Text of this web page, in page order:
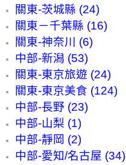
關東-茨城縣 (24)
關東－千葉縣 (16)
關東-神奈川 (6)
中部-新潟 (53)
關東-東京旅遊 (24)
關東-東京美食 (124)
中部-長野 (23)
中部-山梨 (1)
中部-靜岡 (2)
中部-愛知/名古屋 (34)